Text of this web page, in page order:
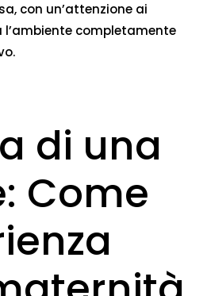
con un’attenzione ai
completamente
di una
Come